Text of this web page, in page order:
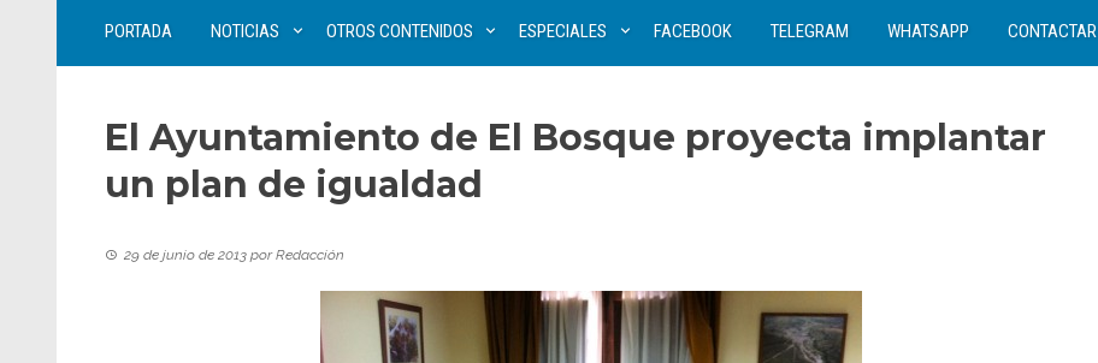
PORTADA NOTICIAS OTROS CONTENIDOS ESPECIALES FACEBOOK TELEGRAM WHATSAPP CONTACTAR
El Ayuntamiento de El Bosque proyecta implantar
un plan de igualdad
29 de junio de 2013 porRedacción